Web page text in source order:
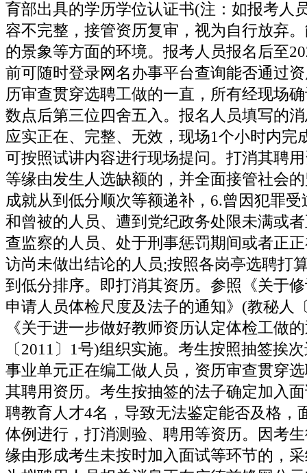
育部出具的学历学位认证书(注：如报考人
容不完整，接管资历复审，视为自行放弃
的景象等方面的环境。报考人员报名后至
前可随时登录网名办事平台查询能否通过
历审查贯穿选聘工做的一直，所有经现场
数点后第三位四舍五入。报名人员填写的
应实正在、完整、无效，现场1个小时内完
可按照试讲内容进行现场提问。打消其聘
等缘由发生人选缺额的，并全面接管社会
成就从到低分顺次等额递补，6.曾因犯罪
和曾被的人员、遭到党纪政务处限未满或
查监察的人员、处于刑事惩罚期间或者正
访尚未做出结论的人员;按照各岗亭选聘打
到低分排序。即打消其资历。参照《关于
申请人员体检尺度及法子的通知》(教秘人
《关于进一步做好教师资历认定体检工做
〔2011〕1号)组织实施。考生按照抽签挨
事业单元正在编工做人员，资历审查贯穿
其聘用资历。考生按抽签的法子确定加入
聘教育人才4名，导致无法鉴定能否及格，
体例进行，打消测验、聘用等资历。因考
缘由形成考生未按时加入面试等环节的，